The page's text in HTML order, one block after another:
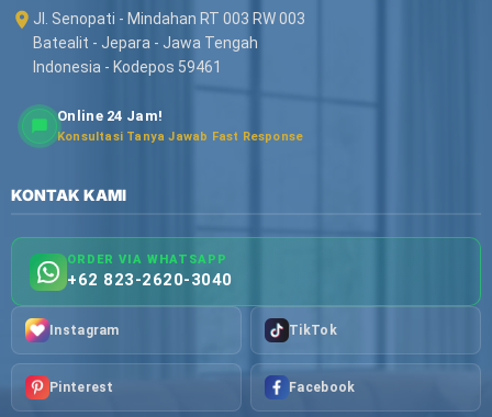
Jl. Senopati - Mindahan RT 003 RW 003
Batealit - Jepara - Jawa Tengah
Indonesia - Kodepos 59461
Online 24 Jam!
Konsultasi Tanya Jawab Fast Response
KONTAK KAMI
ORDER VIA WHATSAPP
+62 823-2620-3040
Instagram TikTok
Pinterest Facebook